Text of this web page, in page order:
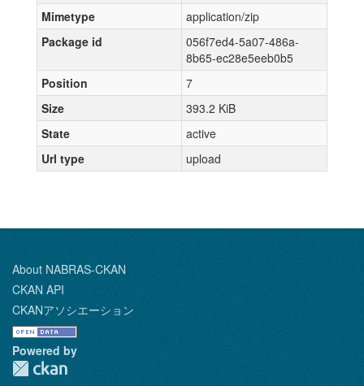
Mimetype
application/zip
Package id
056f7ed4-5a07-486a-
8b65-ec28e5eeb0b5
Position
7
Size
393.2 KiB
State
active
Url type
upload
About NABRAS-CKAN
CKAN API
CKANアソシエーション
Powered by